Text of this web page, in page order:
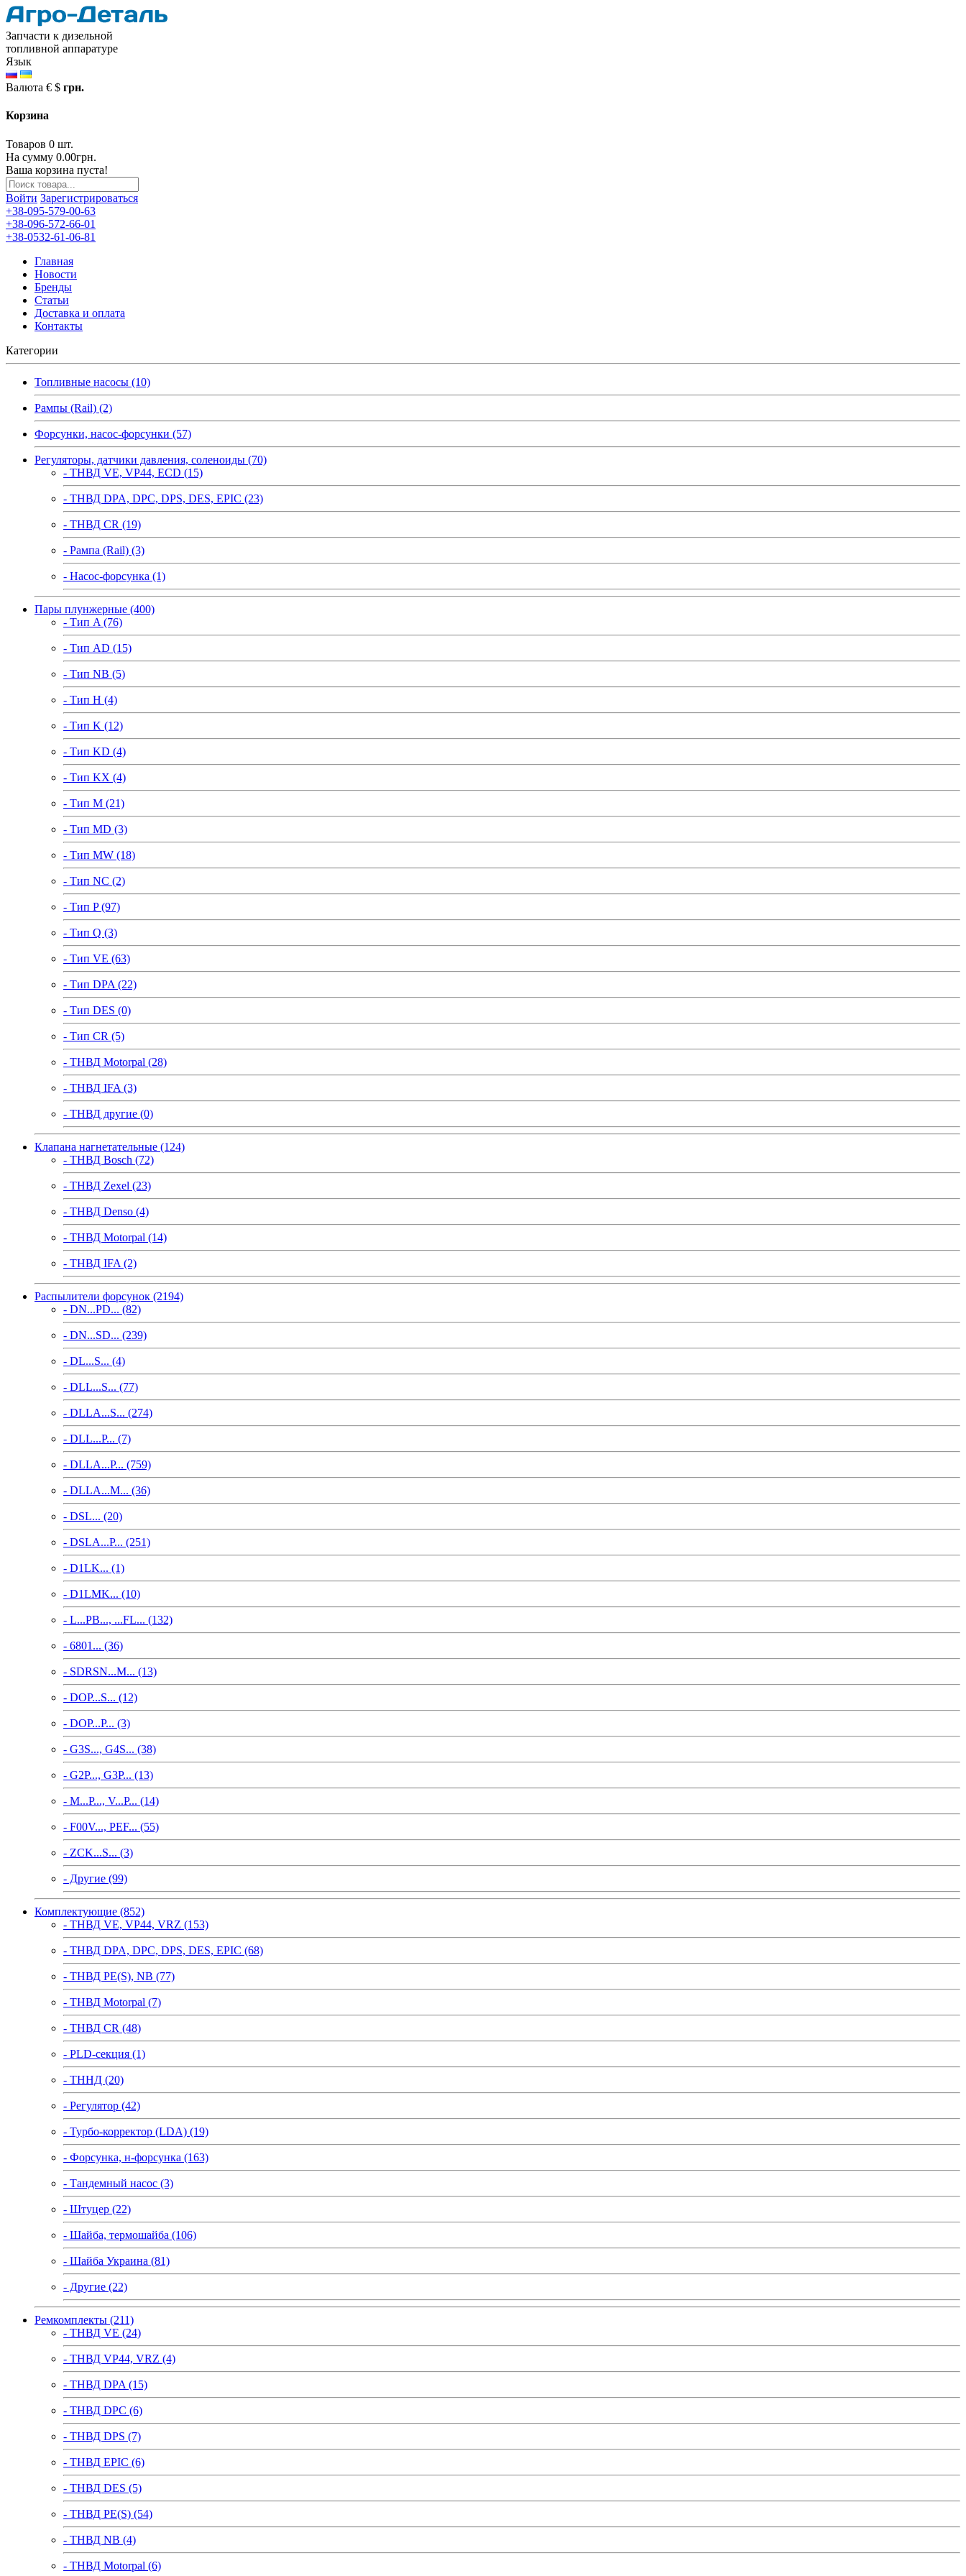
Запчасти к дизельной
топливной аппаратуре
Язык
Валюта € $ грн.
Корзина
Товаров 0 шт.
На сумму 0.00грн.
Ваша корзина пуста!
Войти Зарегистрироваться
+38-095-579-00-63
+38-096-572-66-01
+38-0532-61-06-81
Главная
Новости
Бренды
Статьи
Доставка и оплата
Контакты
Категории
Топливные насосы (10)
Рампы (Rail) (2)
Форсунки, насос-форсунки (57)
Регуляторы, датчики давления, соленоиды (70)
- ТНВД VE, VP44, ECD (15)
- ТНВД DPA, DPC, DPS, DES, EPIC (23)
- ТНВД CR (19)
- Рампа (Rail) (3)
- Насос-форсунка (1)
Пары плунжерные (400)
- Тип A (76)
- Тип AD (15)
- Тип NB (5)
- Тип H (4)
- Тип K (12)
- Тип KD (4)
- Тип KX (4)
- Тип M (21)
- Тип MD (3)
- Тип MW (18)
- Тип NC (2)
- Тип P (97)
- Тип Q (3)
- Тип VE (63)
- Тип DPA (22)
- Тип DES (0)
- Тип CR (5)
- ТНВД Motorpal (28)
- ТНВД IFA (3)
- ТНВД другие (0)
Клапана нагнетательные (124)
- ТНВД Bosch (72)
- ТНВД Zexel (23)
- ТНВД Denso (4)
- ТНВД Motorpal (14)
- ТНВД IFA (2)
Распылители форсунок (2194)
- DN...PD... (82)
- DN...SD... (239)
- DL...S... (4)
- DLL...S... (77)
- DLLA...S... (274)
- DLL...P... (7)
- DLLA...P... (759)
- DLLA...M... (36)
- DSL... (20)
- DSLA...P... (251)
- D1LK... (1)
- D1LMK... (10)
- L...PB..., ...FL... (132)
- 6801... (36)
- SDRSN...M... (13)
- DOP...S... (12)
- DOP...P... (3)
- G3S..., G4S... (38)
- G2P..., G3P... (13)
- M...P..., V...P... (14)
- F00V..., PEF... (55)
- ZCK...S... (3)
- Другие (99)
Комплектующие (852)
- ТНВД VE, VP44, VRZ (153)
- ТНВД DPA, DPC, DPS, DES, EPIC (68)
- ТНВД PE(S), NB (77)
- ТНВД Motorpal (7)
- ТНВД CR (48)
- PLD-секция (1)
- ТННД (20)
- Регулятор (42)
- Турбо-корректор (LDA) (19)
- Форсунка, н-форсунка (163)
- Тандемный насос (3)
- Штуцер (22)
- Шайба, термошайба (106)
- Шайба Украина (81)
- Другие (22)
Ремкомплекты (211)
- ТНВД VE (24)
- ТНВД VP44, VRZ (4)
- ТНВД DPA (15)
- ТНВД DPC (6)
- ТНВД DPS (7)
- ТНВД EPIC (6)
- ТНВД DES (5)
- ТНВД PE(S) (54)
- ТНВД NB (4)
- ТНВД Motorpal (6)